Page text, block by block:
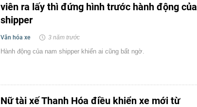
viên ra lấy thì đứng hình trước hành động của
shipper
Văn hóa xe 3 năm trước
Hành động của nam shipper khiến ai cũng bất ngờ.
Nữ tài xế Thanh Hóa điều khiển xe mới từ